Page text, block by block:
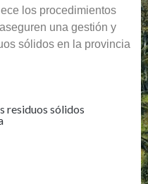
los procedimientos
una gestión y
sólidos en la provincia
residuos sólidos